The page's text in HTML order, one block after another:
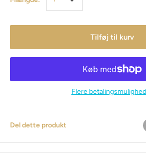
Tilføj til kurv
Flere
Del dette produkt